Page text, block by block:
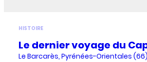
HISTOIRE
Le dernier voyage du
Le Barcarès, Pyrénées-Orientales (66)